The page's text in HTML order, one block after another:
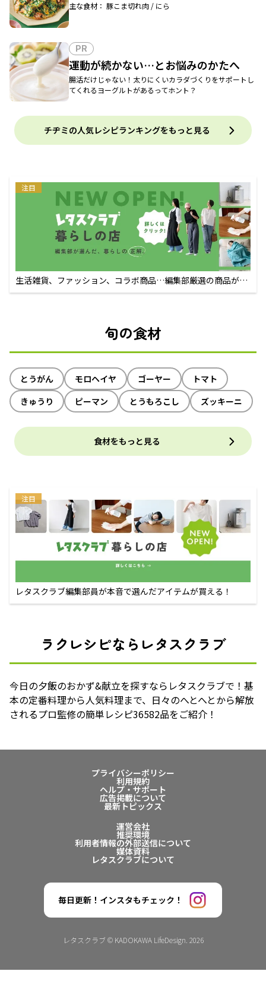
主な食材： 豚こま切れ肉 / にら
PR
運動が続かない…とお悩みのかたへ
腸活だけじゃない！太りにくいカラダづくりをサポートし
てくれるヨーグルトがあるってホント？
チヂミの人気レシピランキングをもっと見る
注目
生活雑貨、ファッション、コラボ商品…編集部厳選の商品が買
えるECサイト
旬の食材
とうがん モロヘイヤ ゴーヤー
トマト
きゅうり
ピーマン とうもろこし ズッキーニ
食材をもっと見る
注目
レタスクラブ編集部員が本音で選んだアイテムが買える！
ラクレシピならレタスクラブ
今日の夕飯のおかず&献立を探すならレタスクラブで！基
本の定番料理から人気料理まで、日々のへとへとから解放
されるプロ監修の簡単レシピ36582品をご紹介！
プライバシーポリシー
利用規約
ヘルプ・サポート
広告掲載について
最新トピックス
運営会社
推奨環境
利用者情報の外部送信について
媒体資料
レタスクラブについて
毎日更新！インスタもチェック！
レタスクラブ © KADOKAWA LifeDesign. 2026